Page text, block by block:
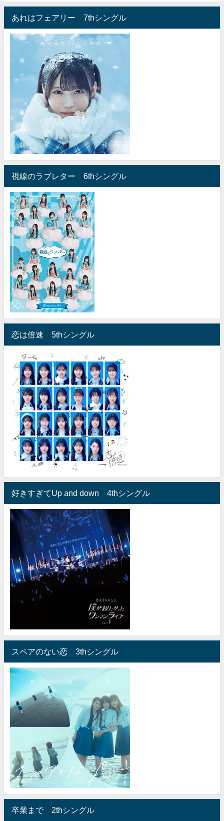
あれはフェアリー 7thシングル
視線のラブレター 6thシングル
恋は倍速 5thシングル
好きすぎてUp and down 4thシングル
スペアのない恋 3thシングル
卒業まで 2thシングル